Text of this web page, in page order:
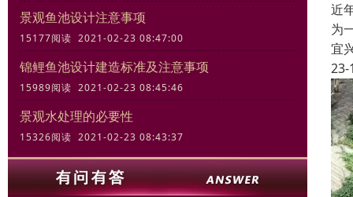
景观鱼池设计注意事项
15177阅读 2021-02-23 08:47:00
锦鲤鱼池设计建造标准及注意事项
15989阅读 2021-02-23 08:45:46
景观水处理的必要性
15326阅读 2021-02-23 08:43:37
近
为
宜
23-